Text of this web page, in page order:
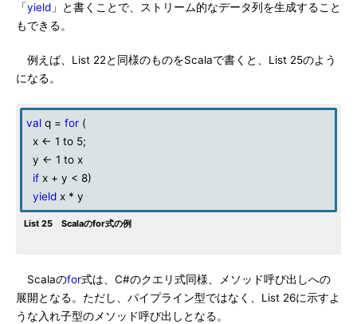
「yield 」と書くことで、ストリーム的なデータ列を生成すること
もできる。
例えば、List 22と同様のものをScalaで書くと、List 25のよう
になる。
val q = for (
x <- 1 to 5;
y <- 1 to x
if x + y < 8)
yield x * y
List 25 Scalaのfor式の例
Scalaのfor式は、C#のクエリ式同様、メソッド呼び出しへの
展開となる。ただし、パイプライン型ではなく、List 26に示すよ
うな入れ子型のメソッド呼び出しとなる。